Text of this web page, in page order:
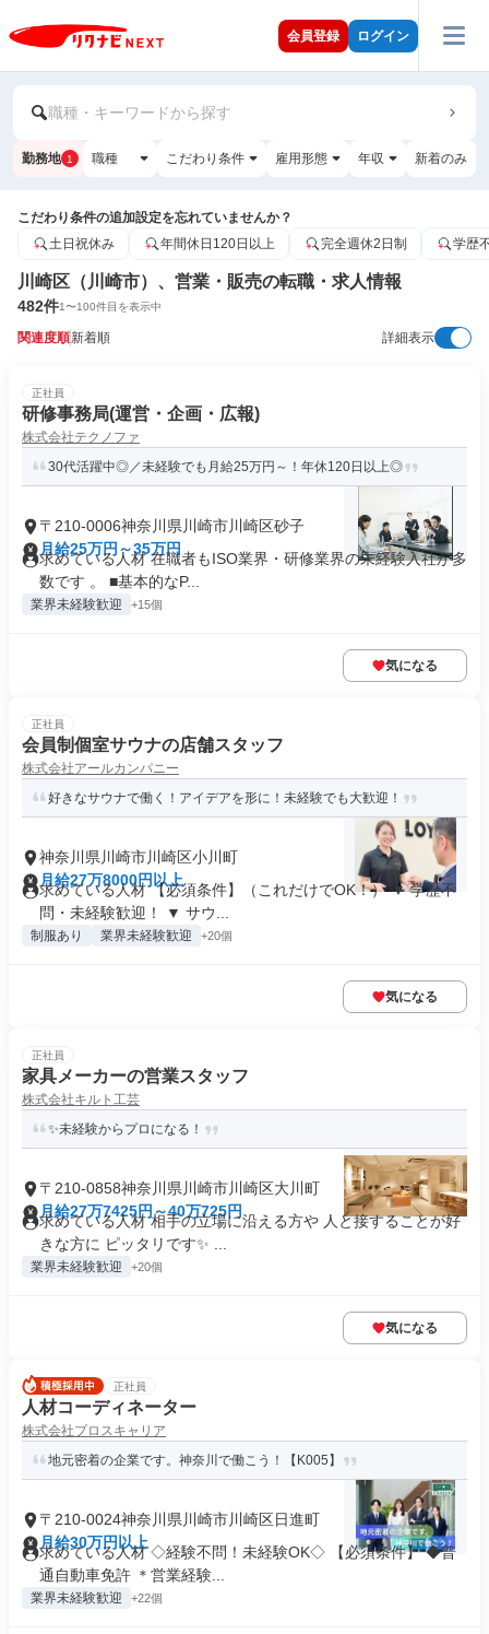
会員登録 ログイン
職種・キーワードから探す
勤務地 1 職種 こだわり条件 雇用形態 年収 新着のみ
こだわり条件の追加設定を忘れていませんか？
土日祝休み
年間休日120日以上 完全週休2日制 学歴
川崎区（川崎市）、営業・販売の転職・求人情報
482件1〜100件目を表示中
関連度順新着順 詳細表示
正社員
研修事務局(運営・企画・広報)
株式会社テクノファ
30代活躍中◎／未経験でも月給25万円～！年休120日以上◎
〒210-0006神奈川県川崎市川崎区砂子
月給25万円～35万円
求めている人材 在職者もISO業界・研修業界の未経験入社が多
数です 。 ■基本的なP...
業界未経験歓迎 +15個
気になる
正社員
会員制個室サウナの店舗スタッフ
株式会社アールカンパニー
好きなサウナで働く！アイデアを形に！未経験でも大歓迎！
神奈川県川崎市川崎区小川町
月給27万8000円以上
求めている人材 【必須条件】（これだけでOK！） ▼ 学歴不
問・未経験歓迎！ ▼ サウ...
制服あり 業界未経験歓迎 +20個
気になる
正社員
家具メーカーの営業スタッフ
株式会社キルト工芸
✨未経験からプロになる！
〒210-0858神奈川県川崎市川崎区大川町
月給27万7425円～40万725円
求めている人材 相手の立場に沿える方や 人と接することが好
きな方に ピッタリです✨ ...
業界未経験歓迎 +20個
気になる
正社員
人材コーディネーター
株式会社プロスキャリア
地元密着の企業です。神奈川で働こう！【K005】
〒210-0024神奈川県川崎市川崎区日進町
月給30万円以上
求めている人材 ◇経験不問！未経験OK◇ 【必須条件】 ◆普
通自動車免許 ＊営業経験...
業界未経験歓迎 +22個